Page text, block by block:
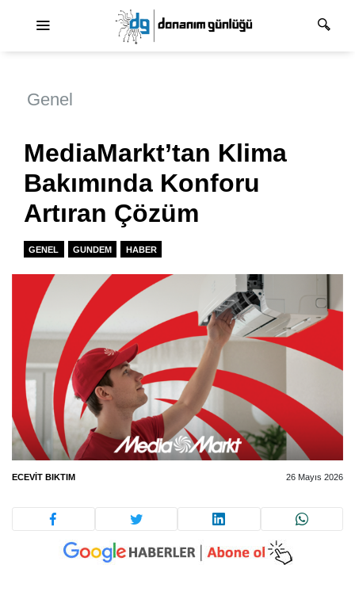
Genel
MediaMarkt’tan Klima
Bakımında Konforu
Artıran Çözüm
GENEL GUNDEM HABER
ECEVIT BIKTIM 26 Mayıs 2026